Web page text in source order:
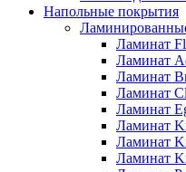
Напольные покрытия
Ламинат
Ламинат
Ламинат
Ламинат
Ламинат
Ламинат
Ламинат
Ламинат